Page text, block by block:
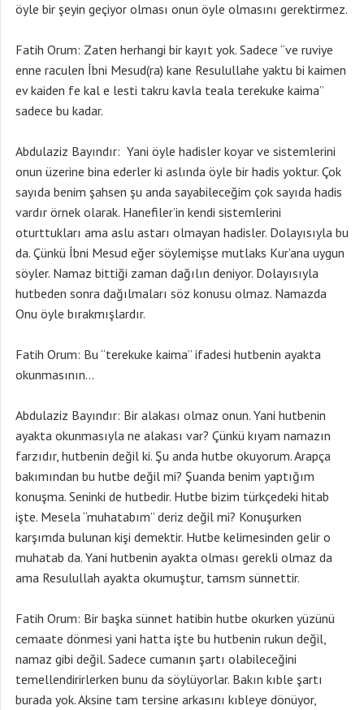
öyle bir şeyin geçiyor olması onun öyle olmasını gerektirmez.
Fatih Orum: Zaten herhangi bir kayıt yok. Sadece “ve ruviye
enne raculen İbni Mesud(ra) kane Resulullahe yaktu bi kaimen
ev kaiden fe kal e lesti takru kavla teala terekuke kaima”
sadece bu kadar.
Abdulaziz Bayındır: Yani öyle hadisler koyar ve sistemlerini
onun üzerine bina ederler ki aslında öyle bir hadis yoktur. Çok
sayıda benim şahsen şu anda sayabileceğim çok sayıda hadis
vardır örnek olarak. Hanefiler’in kendi sistemlerini
oturttukları ama aslu astarı olmayan hadisler. Dolayısıyla bu
da. Çünkü İbni Mesud eğer söylemişse mutlaks Kur’ana uygun
söyler. Namaz bittiği zaman dağılın deniyor. Dolayısıyla
hutbeden sonra dağılmaları söz konusu olmaz. Namazda
Onu öyle bırakmışlardır.
Fatih Orum: Bu “terekuke kaima” ifadesi hutbenin ayakta
okunmasının…
Abdulaziz Bayındır: Bir alakası olmaz onun. Yani hutbenin
ayakta okunmasıyla ne alakası var? Çünkü kıyam namazın
farzıdır, hutbenin değil ki. Şu anda hutbe okuyorum. Arapça
bakımından bu hutbe değil mi? Şuanda benim yaptığım
konuşma. Seninki de hutbedir. Hutbe bizim türkçedeki hitab
işte. Mesela “muhatabım” deriz değil mi? Konuşurken
karşımda bulunan kişi demektir. Hutbe kelimesinden gelir o
muhatab da. Yani hutbenin ayakta olması gerekli olmaz da
ama Resulullah ayakta okumuştur, tamsm sünnettir.
Fatih Orum: Bir başka sünnet hatibin hutbe okurken yüzünü
cemaate dönmesi yani hatta işte bu hutbenin rukun değil,
namaz gibi değil. Sadece cumanın şartı olabileceğini
temellendirirlerken bunu da söylüyorlar. Bakın kıble şartı
burada yok. Aksine tam tersine arkasını kıbleye dönüyor,